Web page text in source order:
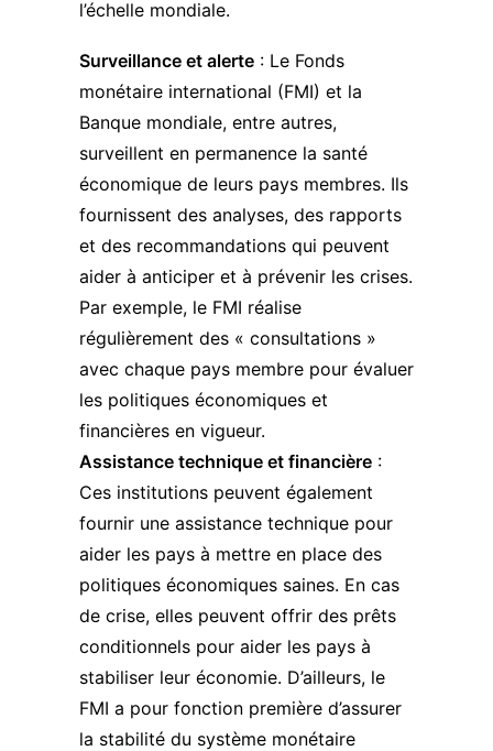
l’échelle mondiale.
Surveillance et alerte : Le Fonds
monétaire international (FMI) et la
Banque mondiale, entre autres,
surveillent en permanence la santé
économique de leurs pays membres. Ils
fournissent des analyses, des rapports
et des recommandations qui peuvent
aider à anticiper et à prévenir les crises.
Par exemple, le FMI réalise
régulièrement des « consultations »
avec chaque pays membre pour évaluer
les politiques économiques et
financières en vigueur.
Assistance technique et financière :
Ces institutions peuvent également
fournir une assistance technique pour
aider les pays à mettre en place des
politiques économiques saines. En cas
de crise, elles peuvent offrir des prêts
conditionnels pour aider les pays à
stabiliser leur économie. D’ailleurs, le
FMI a pour fonction première d’assurer
la stabilité du système monétaire